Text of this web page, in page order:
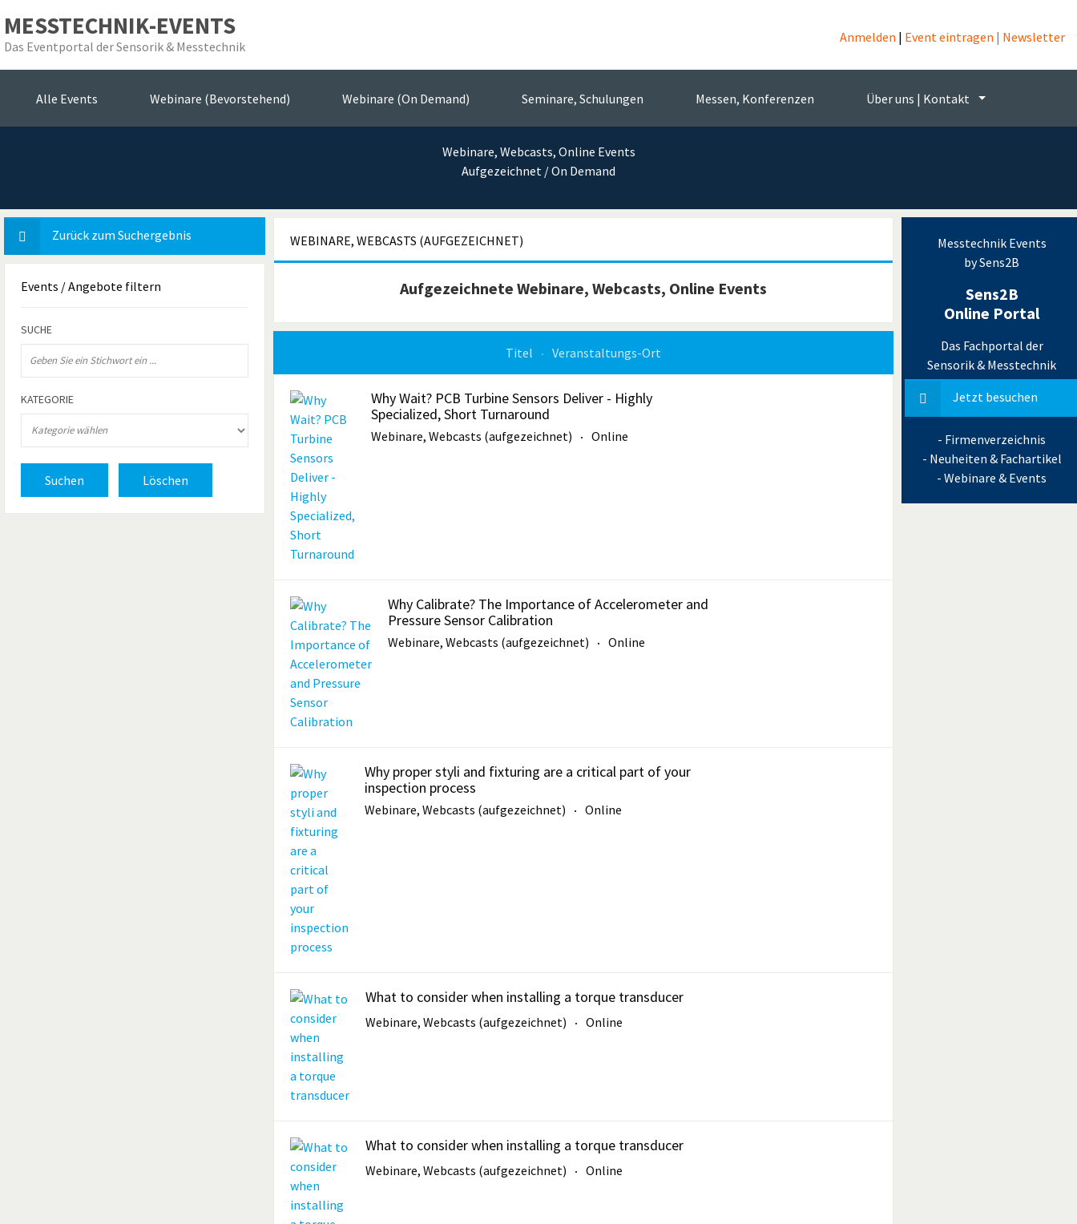
MESSTECHNIK-EVENTS
Das Eventportal der Sensorik & Messtechnik
Anmelden | Event eintragen | Newsletter
Alle Events Webinare (Bevorstehend) Webinare (On Demand) Seminare, Schulungen Messen, Konferenzen Über uns | Kontakt
Das Event-Portal der Sensorik und Messtechnik
Webinare, Webcasts, Online Events
Aufgezeichnet / On Demand
WEBINARE, WEBCASTS (AUFGEZEICHNET)
Aufgezeichnete Webinare, Webcasts, Online Events
Titel Veranstaltungs-Ort
Why Wait? PCB Turbine Sensors Deliver - Highly
Specialized, Short Turnaround
Webinare, Webcasts (aufgezeichnet) Online
Why Calibrate? The Importance of Accelerometer and
Pressure Sensor Calibration
Webinare, Webcasts (aufgezeichnet) Online
Why proper styli and fixturing are a critical part of your
inspection process
Webinare, Webcasts (aufgezeichnet) Online
What to consider when installing a torque transducer
Webinare, Webcasts (aufgezeichnet) Online
What to consider when installing a torque transducer
Webinare, Webcasts (aufgezeichnet) Online
Zurück zum Suchergebnis
Events / Angebote filtern
SUCHE
KATEGORIE
Suchen Löschen
Messtechnik Events
by Sens2B
Sens2B
Online Portal
Das Fachportal der
Sensorik & Messtechnik
Jetzt besuchen
- Firmenverzeichnis
- Neuheiten & Fachartikel
- Webinare & Events